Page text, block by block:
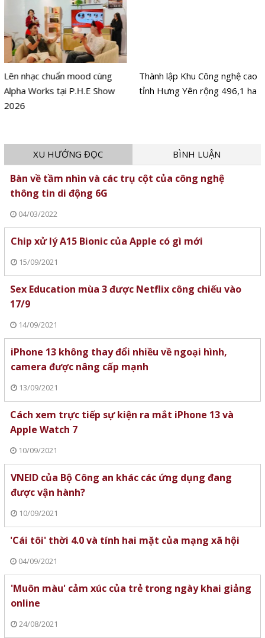
Lên nhạc chuẩn mood cùng
Alpha Works tại P.H.E Show
2026
Thành lập Khu Công nghệ cao
tỉnh Hưng Yên rộng 496,1 ha
XU HƯỚNG ĐỌC BÌNH LUẬN
Bàn về tầm nhìn và các trụ cột của công nghệ
thông tin di động 6G
04/03/2022
Chip xử lý A15 Bionic của Apple có gì mới
15/09/2021
Sex Education mùa 3 được Netflix công chiếu vào
17/9
14/09/2021
iPhone 13 không thay đổi nhiều về ngoại hình,
camera được nâng cấp mạnh
13/09/2021
Cách xem trực tiếp sự kiện ra mắt iPhone 13 và
Apple Watch 7
10/09/2021
VNEID của Bộ Công an khác các ứng dụng đang
được vận hành?
10/09/2021
'Cái tôi' thời 4.0 và tính hai mặt của mạng xã hội
04/09/2021
'Muôn màu' cảm xúc của trẻ trong ngày khai giảng
online
24/08/2021